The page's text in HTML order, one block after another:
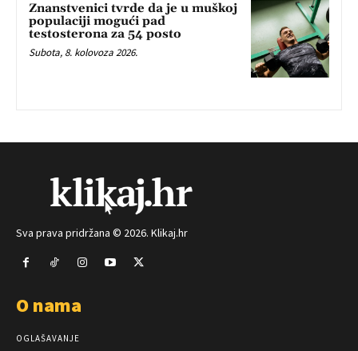
Znanstvenici tvrde da je u muškoj
populaciji mogući pad
testosterona za 54 posto
Subota, 8. kolovoza 2026.
Sva prava pridržana © 2026. Klikaj.hr
O nama
OGLAŠAVANJE